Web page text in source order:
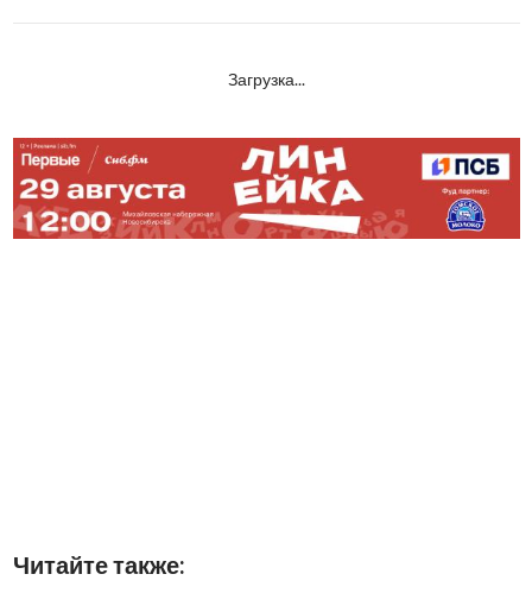
Загрузка...
Читайте также: